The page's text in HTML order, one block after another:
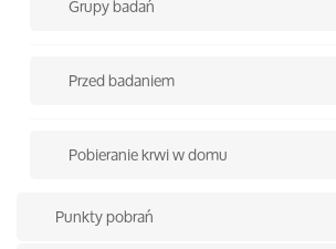
Przed badaniem
Pobieranie krwi w domu
Punkty pobrań